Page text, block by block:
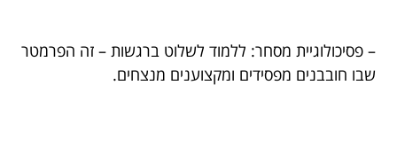
– פסיכולוגיית מסחר: ללמוד לשלוט ברגשות – זה הפרמטר
שבו חובבנים מפסידים ומקצוענים מנצחים.